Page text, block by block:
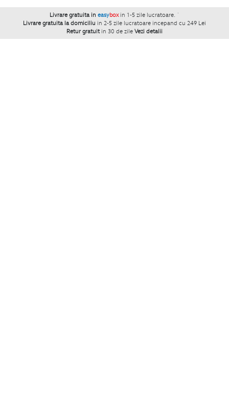
Livrare gratuita in easybox in 1-5 zile lucratoare. `
Livrare gratuita la domiciliu in 2-5 zile lucratoare incepand cu 249 Lei
Retur gratuit in 30 de zile Vezi detalii